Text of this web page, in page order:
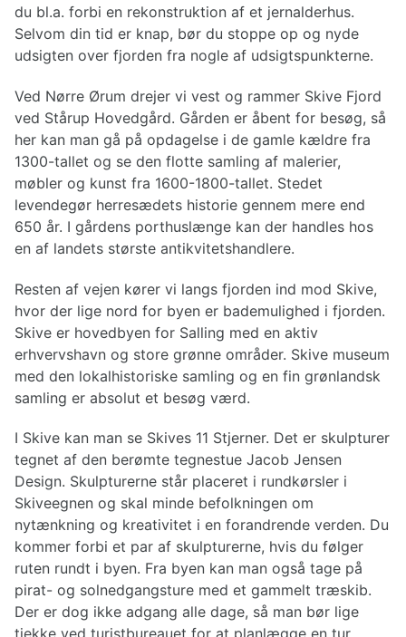
du bl.a. forbi en rekonstruktion af et jernalderhus.
Selvom din tid er knap, bør du stoppe op og nyde
udsigten over fjorden fra nogle af udsigtspunkterne.
Ved Nørre Ørum drejer vi vest og rammer Skive Fjord
ved Stårup Hovedgård. Gården er åbent for besøg, så
her kan man gå på opdagelse i de gamle kældre fra
1300-tallet og se den flotte samling af malerier,
møbler og kunst fra 1600-1800-tallet. Stedet
levendegør herresædets historie gennem mere end
650 år. I gårdens porthuslænge kan der handles hos
en af landets største antikvitetshandlere.
Resten af vejen kører vi langs fjorden ind mod Skive,
hvor der lige nord for byen er bademulighed i fjorden.
Skive er hovedbyen for Salling med en aktiv
erhvervshavn og store grønne områder. Skive museum
med den lokalhistoriske samling og en fin grønlandsk
samling er absolut et besøg værd.
I Skive kan man se Skives 11 Stjerner. Det er skulpturer
tegnet af den berømte tegnestue Jacob Jensen
Design. Skulpturerne står placeret i rundkørsler i
Skiveegnen og skal minde befolkningen om
nytænkning og kreativitet i en forandrende verden. Du
kommer forbi et par af skulpturerne, hvis du følger
ruten rundt i byen. Fra byen kan man også tage på
pirat- og solnedgangsture med et gammelt træskib.
Der er dog ikke adgang alle dage, så man bør lige